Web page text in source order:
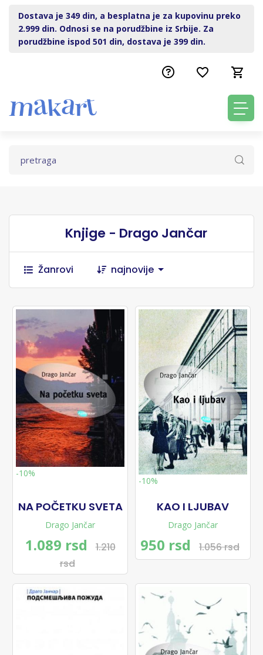
Dostava je 349 din, a besplatna je za kupovinu preko
2.999 din. Odnosi se na porudžbine iz Srbije. Za
porudžbine ispod 501 din, dostava je 399 din.
Knjige - Drago Jančar
Žanrovi najnovije
-10%
NA POČETKU SVETA
Drago Jančar
1.089 rsd
1.210
rsd
-10%
KAO I LJUBAV
Drago Jančar
950 rsd 1.056 rsd